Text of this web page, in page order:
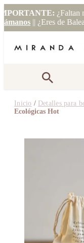
¿Faltan
|| ¿Eres de
Inicio / Detalles para
Ecológicas Hot